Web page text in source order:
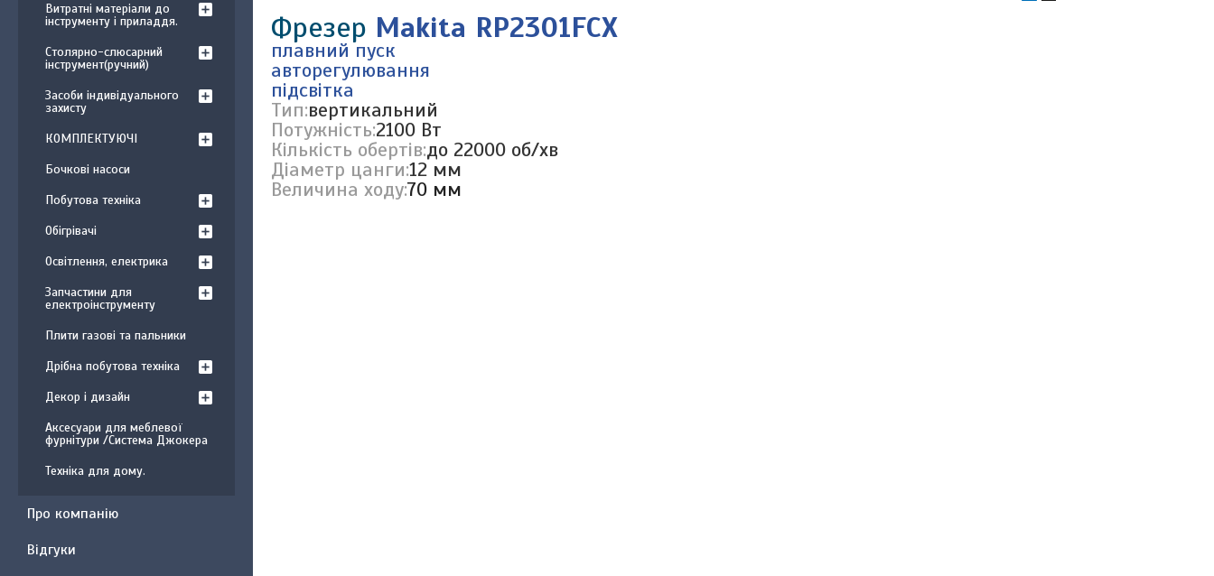
Фрезер Makita RP2301FCX
плавний пуск
авторегулювання
підсвітка
Тип:вертикальний
Потужність:2100 Вт
Кількість обертів:до 22000 об/хв
Діаметр цанги:12 мм
Величина ходу:70 мм
Витратні матеріали до
інструменту і приладдя.
Столярно-слюсарний
інструмент(ручний)
Засоби індивідуального
захисту
КОМПЛЕКТУЮЧІ
Бочкові насоси
Побутова техніка
Обігрівачі
Освітлення, електрика
Запчастини для
електроінструменту
Плити газові та пальники
Дрібна побутова техніка
Декор і дизайн
Аксесуари для меблевої
фурнітури /Система Джокера
Техніка для дому.
Про компанію
Відгуки